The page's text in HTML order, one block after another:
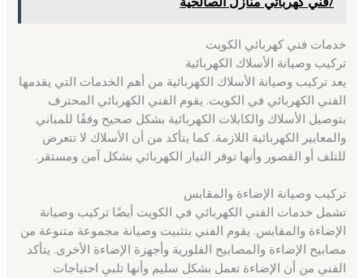
خدمات فني كهربائي الكويت
تركيب وصيانة الأسلاك الكهربائية
يعد تركيب وصيانة الأسلاك الكهربائية من أهم الخدمات التي يقدمها
الفني الكهربائي في الكويت. يقوم الفني الكهربائي المحترف
بتوصيل الأسلاك والكابلات الكهربائية بشكل صحيح وفقًا للمباني
والمعايير الكهربائية اللازمة. كما يتأكد من أن الأسلاك لا تتعرض
للتلف أو القصور وأنها توفر التيار الكهربائي بشكل آمن ومستقر.
تركيب وصيانة الإضاءة والمقابس
تشمل خدمات الفني الكهربائي في الكويت أيضًا تركيب وصيانة
الإضاءة والمقابس. يقوم الفني بتثبيت وصيانة مجموعة متنوعة من
مصابيح الإضاءة والمصابيح الفلورية وأجهزة الإضاءة الأخرى. يتأكد
الفني من أن الإضاءة تعمل بشكل سليم وأنها تلبي احتياجات